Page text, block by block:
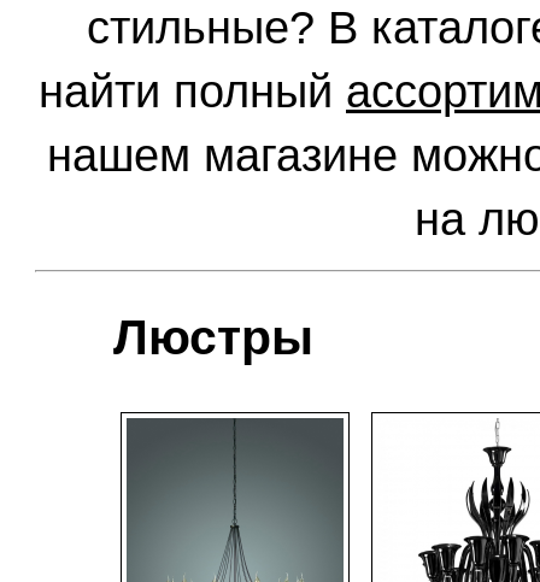
стильные? В
найти полный
нашем магазине
на
Люстры